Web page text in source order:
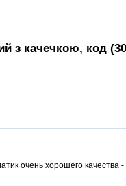
з качечкою, код
очень хорошего